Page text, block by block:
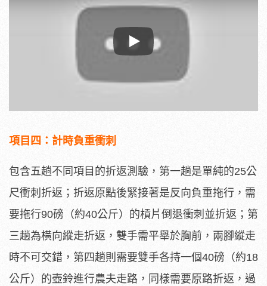
Play
項目四：計時負重衝刺
包含五趟不同項目的折返測驗，第一趟是單純的25公
尺衝刺折返；折返原點後緊接著是反向負重拖行，需
要拖行90磅（約40公斤）的槓片倒退衝刺並折返；第
三趟為橫向縱走折返，雙手需平舉於胸前，兩腳縱走
時不可交錯，第四趟則需要雙手各持一個40磅（約18
公斤）的壺鈴進行農夫走路，同樣需要原路折返，過